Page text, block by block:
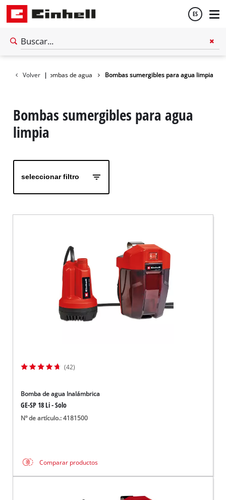
ES
Volver |
Jardín Bombas de agua Bombas sumergibles para agua limpia
Bombas sumergibles para agua
limpia
seleccionar filtro
(42)
Bomba de agua Inalámbrica
GE-SP 18 Li - Solo
Nº de artículo.: 4181500
Comparar productos